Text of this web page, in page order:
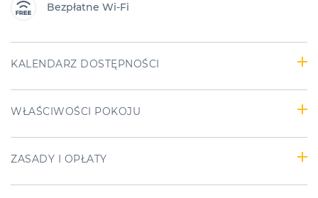
Bezpłatne Wi-Fi
KALENDARZ DOSTĘPNOŚCI
WŁAŚCIWOŚCI POKOJU
ZASADY I OPŁATY